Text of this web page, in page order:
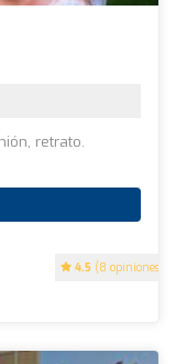
4.5 (8 opiniones)
retrato.